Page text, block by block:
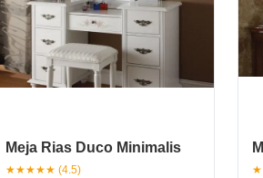
Meja Rias Duco Minimalis
★★★★★ (4.5)